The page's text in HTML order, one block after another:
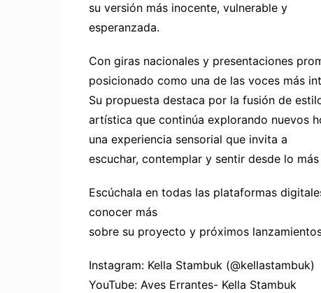
su versión más inocente, vulnerable y
esperanzada.
Con giras nacionales y presentaciones
posicionado como una de las voces más
Su propuesta destaca por la fusión de
artística que continúa explorando nuevos
una experiencia sensorial que invita a
escuchar, contemplar y sentir desde lo
Escúchala en todas las plataformas
conocer más
sobre su proyecto y próximos
Instagram: Kella Stambuk (@kellastambuk)
YouTube: Aves Errantes- Kella Stambuk